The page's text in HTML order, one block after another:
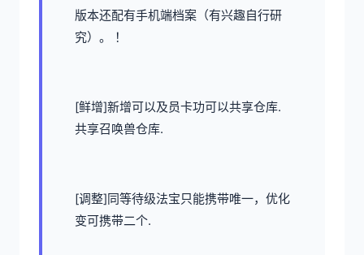
版本还配有手机端档案（有兴趣自行研
究）。 ！
[鲜增]新增可以及员卡功可以共享仓库.
共享召唤兽仓库.
[调整]同等待级法宝只能携带唯一，优化
变可携带二个.